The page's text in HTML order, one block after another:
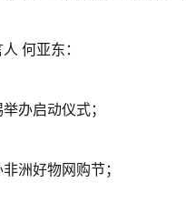
何亚东：
启动仪式；
好物网购节；